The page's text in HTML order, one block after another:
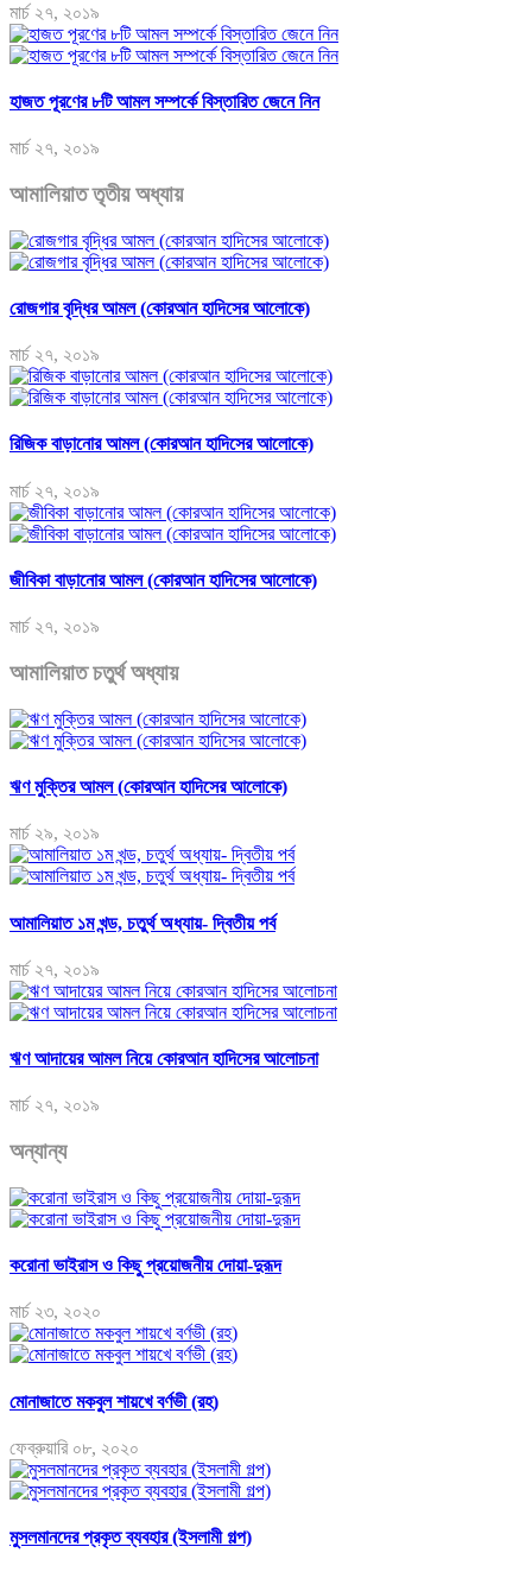
মার্চ ২৭, ২০১৯
হাজত পূরণের ৮টি আমল সম্পর্কে বিস্তারিত জেনে নিন
মার্চ ২৭, ২০১৯
আমালিয়াত তৃতীয় অধ্যায়
রোজগার বৃদ্ধির আমল (কোরআন হাদিসের আলোকে)
মার্চ ২৭, ২০১৯
রিজিক বাড়ানোর আমল (কোরআন হাদিসের আলোকে)
মার্চ ২৭, ২০১৯
জীবিকা বাড়ানোর আমল (কোরআন হাদিসের আলোকে)
মার্চ ২৭, ২০১৯
আমালিয়াত চতুর্থ অধ্যায়
ঋণ মুক্তির আমল (কোরআন হাদিসের আলোকে)
মার্চ ২৯, ২০১৯
আমালিয়াত ১ম খন্ড, চতুর্থ অধ্যায়- দ্বিতীয় পর্ব
মার্চ ২৭, ২০১৯
ঋণ আদায়ের আমল নিয়ে কোরআন হাদিসের আলোচনা
মার্চ ২৭, ২০১৯
অন্যান্য
করোনা ভাইরাস ও কিছু প্রয়োজনীয় দোয়া-দুরূদ
মার্চ ২৩, ২০২০
মোনাজাতে মকবুল শায়খে বর্ণভী (রহ)
ফেব্রুয়ারি ০৮, ২০২০
মুসলমানদের প্রকৃত ব্যবহার (ইসলামী গল্প)